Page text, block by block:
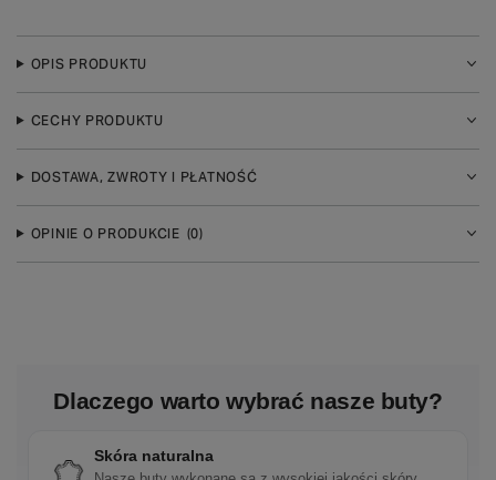
OPIS PRODUKTU
CECHY PRODUKTU
DOSTAWA, ZWROTY I PŁATNOŚĆ
OPINIE O PRODUKCIE (0)
Dlaczego warto wybrać nasze buty?
Skóra naturalna